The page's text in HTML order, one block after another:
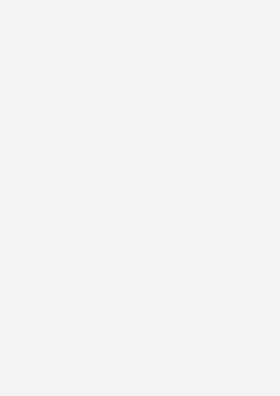
erhältlich: als großer
großen und einem kleinen
So können Kinder,
welcher Sitz für sie am
über